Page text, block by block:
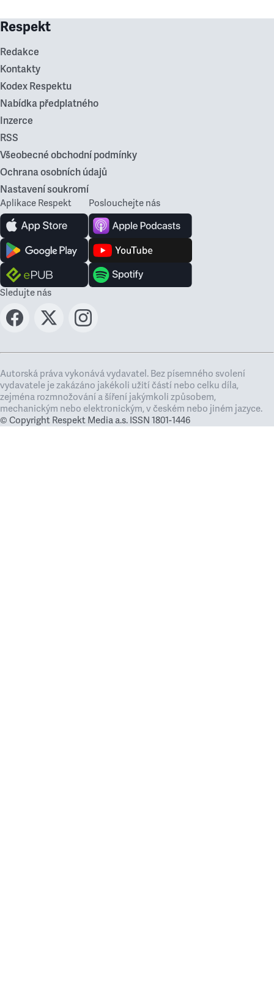
Respekt
Redakce
Kontakty
Kodex Respektu
Nabídka předplatného
Inzerce
RSS
Všeobecné obchodní podmínky
Ochrana osobních údajů
Nastavení soukromí
Aplikace Respekt Poslouchejte nás
Sledujte nás
Autorská práva vykonává vydavatel. Bez písemného svolení
vydavatele je zakázáno jakékoli užití částí nebo celku díla,
zejména rozmnožování a šíření jakýmkoli způsobem,
mechanickým nebo elektronickým, v českém nebo jiném jazyce.
© Copyright Respekt Media a.s. ISSN 1801-1446